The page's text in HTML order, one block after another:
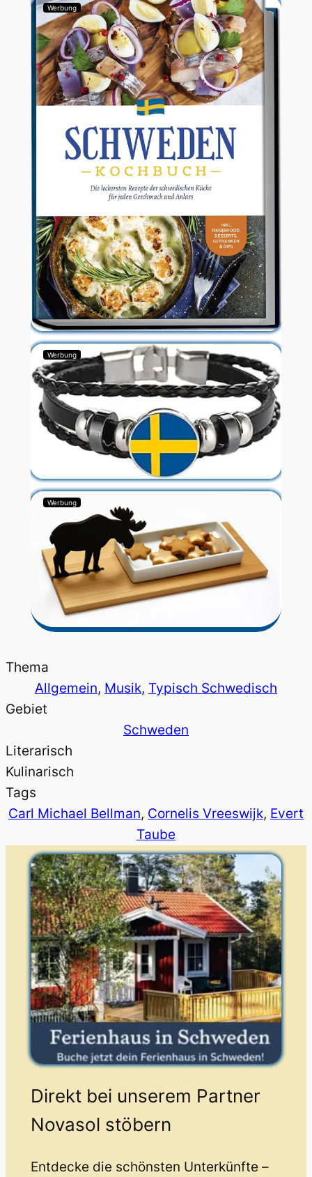
Werbung
Werbung
Werbung
Thema
Allgemein, Musik, Typisch Schwedisch
Gebiet
Schweden
Literarisch
Kulinarisch
Tags
Carl Michael Bellman, Cornelis Vreeswijk, Evert
Taube
Direkt bei unserem Partner
Novasol stöbern
Entdecke die schönsten Unterkünfte –